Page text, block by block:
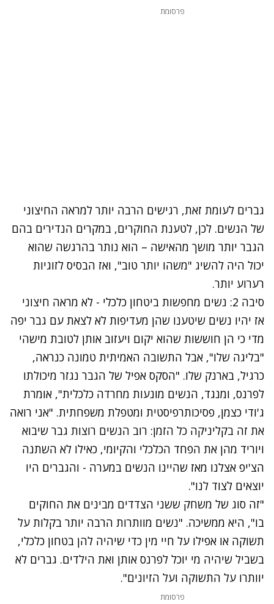
פרסומת
גברים לעומת זאת, רגישים הרבה יותר למראה החיצוני
של הנשים. לכן, לטענת החוקרים, במקרים הנדירים בהם
הגבר יותר מושך מהאישה – הוא נותר בהרגשה שהוא
יכול היה להשיג "משהו יותר טוב", ואז הבסיס לזוגיות
רערוע יותר.
סיבה 2: נשים מחפשות ביטחון כלכלי - לא מראה חיצוני
אז יהיו נשים שיטענו שהן מעדיפות לא לצאת עם גבר יפה
מדי כי הן חוששות שהוא יקום ויעזוב אותן לטובת מישהי
"בליגה שלו", אבל התשובה האמיתית טמונה כנראה,
כרגיל, בארנק שלו. "הסקס אפיל של הגבר נגזר מיכולתו
לפרנס, ומנגד, הנשים מונעות מחרדה כלכלית", אומרת
ג'ודי כצמן, פסיכותרפיסטית ומטפלת משפחתית. "אני רואה
את זה בקליניקה כל הזמן: רוב הנשים רוצות גבר שיבוא
ויוריד מהן את הפחד הכלכלי והקיומי, כאילו לא השתנה
הצ'יפ אצלנו מאז שהיינו הנשים במערה - והגברים היו
יוצאים לצוד לנו".
"זה סוג של משחק ששני הצדדים מבינים את החוקים
בו", היא ממשיכה. "נשים מוותרות הרבה יותר בקלות על
תשוקה או אפילו על חיי מין כדי שיהיה להן בטחון כלכלי,
בשביל שיהיה מי יוכל לפרנס אותן ואת הילדים. גברים לא
יוותרו על התשוקה ועל הזיונים".
פרסומת